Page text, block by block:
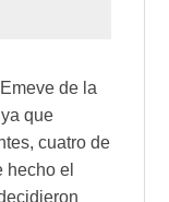
de la
que
cuatro de
hecho el